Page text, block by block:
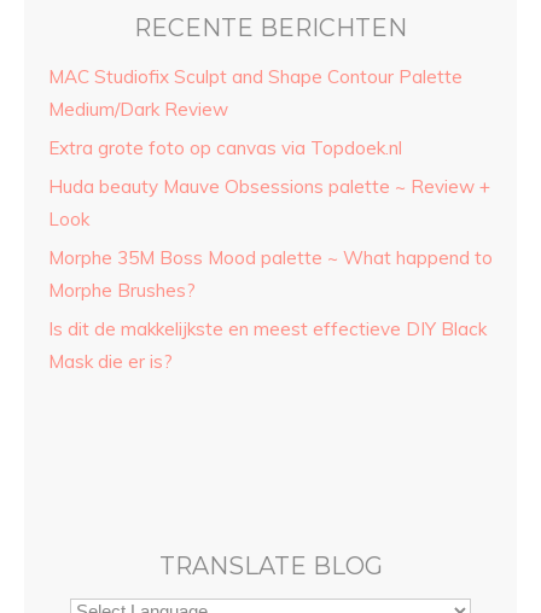
RECENTE BERICHTEN
MAC Studiofix Sculpt and Shape Contour Palette
Medium/Dark Review
Extra grote foto op canvas via Topdoek.nl
Huda beauty Mauve Obsessions palette ~ Review +
Look
Morphe 35M Boss Mood palette ~ What happend to
Morphe Brushes?
Is dit de makkelijkste en meest effectieve DIY Black
Mask die er is?
TRANSLATE BLOG